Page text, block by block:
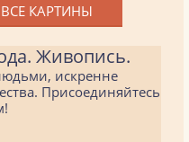
КАРТИНЫ
Живопись.
искренне
Присоединяйтесь